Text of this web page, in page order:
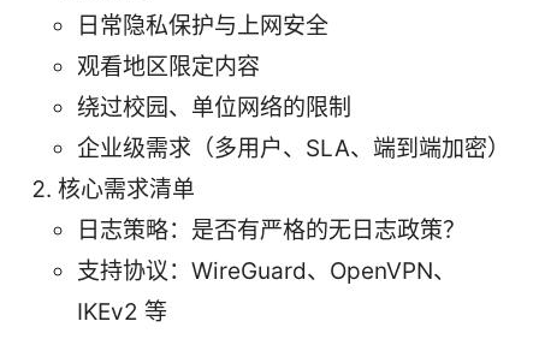
日常隐私保护与上网安全
观看地区限定内容
绕过校园、单位网络的限制
企业级需求（多用户、SLA、端到端加密）
核心需求清单
日志策略：是否有严格的无日志政策？
支持协议：WireGuard、OpenVPN、
IKEv2 等